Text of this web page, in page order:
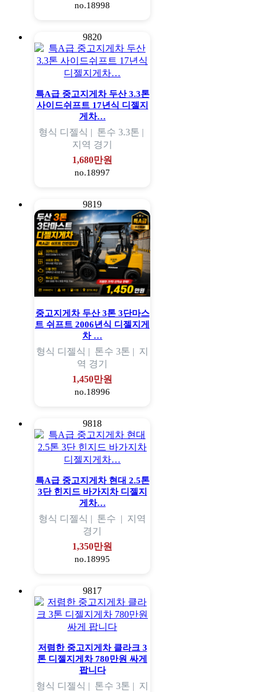
no.18998
9820
특A급 중고지게차 두산 3.3톤
사이드쉬프트 17년식 디젤지
게차…
형식 디젤식 | 톤수 3.3톤 |
지역 경기
1,680만원
no.18997
9819
중고지게차 두산 3톤 3단마스
트 쉬프트 2006년식 디젤지게
차 …
형식 디젤식 | 톤수 3톤 | 지
역 경기
1,450만원
no.18996
9818
특A급 중고지게차 현대 2.5톤
3단 힌지드 바가지차 디젤지
게차…
형식 디젤식 | 톤수 | 지역
경기
1,350만원
no.18995
9817
저렴한 중고지게차 클라크 3
톤 디젤지게차 780만원 싸게
팝니다
형식 디젤식 | 톤수 3톤 | 지